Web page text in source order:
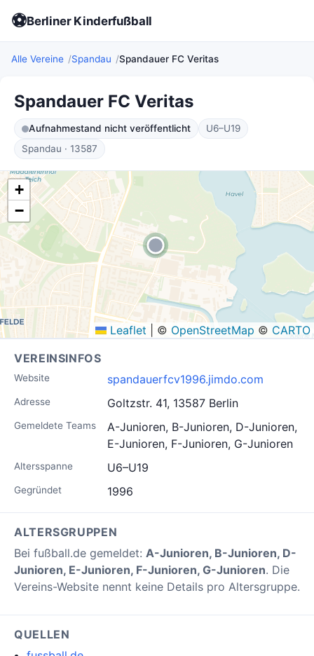
⚽Berliner Kinderfußball
Alle Vereine Spandau Spandauer FC Veritas
Spandauer FC Veritas
Aufnahmestand nicht veröffentlicht
U6–U19
Spandau · 13587
+
−
Leaflet © OpenStreetMap © CARTO
VEREINSINFOS
Website spandauerfcv1996.jimdo.com
Adresse Goltzstr. 41, 13587 Berlin
Gemeldete Teams
A-Junioren, B-Junioren, D-Junioren,
E-Junioren, F-Junioren, G-Junioren
Altersspanne U6–U19
Gegründet 1996
ALTERSGRUPPEN
Bei fußball.de gemeldet: A-Junioren, B-Junioren, D-
Junioren, E-Junioren, F-Junioren, G-Junioren. Die
Vereins-Website nennt keine Details pro Altersgruppe.
QUELLEN